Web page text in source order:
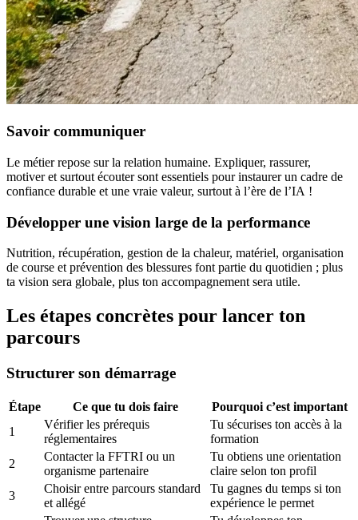
Savoir communiquer
Le métier repose sur la relation humaine. Expliquer, rassurer,
motiver et surtout écouter sont essentiels pour instaurer un cadre de
confiance durable et une vraie valeur, surtout à l’ère de l’IA !
Développer une vision large de la performance
Nutrition, récupération, gestion de la chaleur, matériel, organisation
de course et prévention des blessures font partie du quotidien ; plus
ta vision sera globale, plus ton accompagnement sera utile.
Les étapes concrètes pour lancer ton
parcours
Structurer son démarrage
Étape Ce que tu dois faire
Pourquoi c’est important
1
Vérifier les prérequis
réglementaires
Tu sécurises ton accès à la
formation
2
Contacter la FFTRI ou un
organisme partenaire
Tu obtiens une orientation
claire selon ton profil
3
Choisir entre parcours standard
et allégé
Tu gagnes du temps si ton
expérience le permet